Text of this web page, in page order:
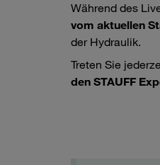
Während des
vom aktuellen
der Hydraulik.
Treten Sie
den STAUFF